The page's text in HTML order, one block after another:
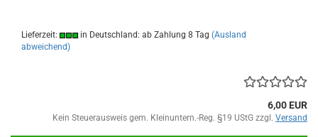
Lieferzeit: in Deutschland: ab Zahlung 8 Tag (Ausland
abweichend)
6,00 EUR
Kein Steuerausweis gem. Kleinuntern.-Reg. §19 UStG zzgl. Versand